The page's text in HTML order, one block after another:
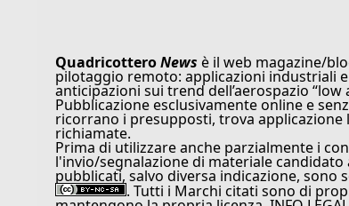
QuadricotteroNews è il web magazine/
pilotaggio remoto: applicazioni industriali
anticipazioni sui trend dell’aerospazio “low
Pubblicazione esclusivamente online e
ricorrano i presupposti, trova applicazione
richiamate.
Prima di utilizzare anche parzialmente i
l'invio/segnalazione di materiale
pubblicati, salvo diversa indicazione, sono
. Tutti i Marchi citati sono di